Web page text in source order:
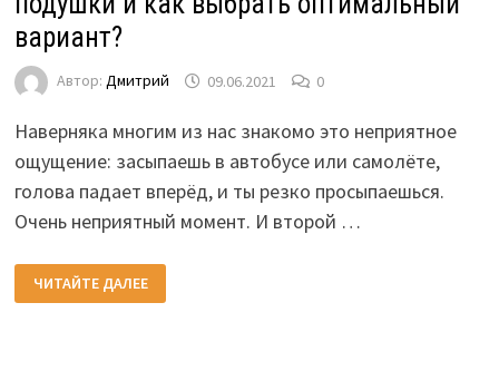
вариант?
Автор: Дмитрий 09.06.2021 0
Наверняка многим из нас знакомо это неприятное
ощущение: засыпаешь в автобусе или самолёте,
голова падает вперёд, и ты резко просыпаешься.
Очень неприятный момент. И второй …
ДОРОЖНАЯ
ПОДУШКА.
КАКИЕ
ЧИТАЙТЕ ДАЛЕЕ